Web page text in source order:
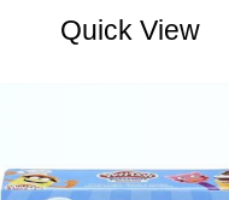
Quick View